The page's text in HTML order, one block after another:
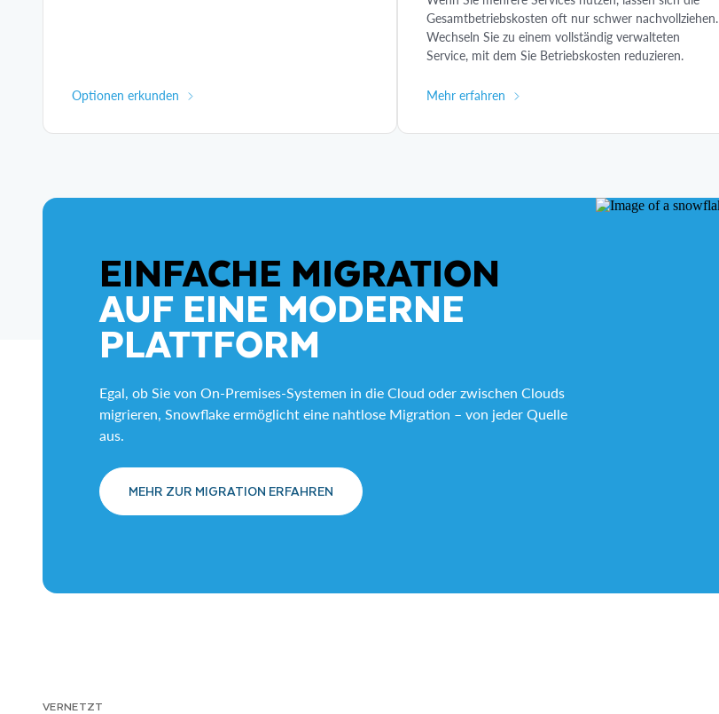
Optionen erkunden
Gesamtbetriebskosten oft nur schwer nachvollziehen.
Wechseln Sie zu einem vollständig verwalteten
Service, mit dem Sie Betriebskosten reduzieren.
Mehr erfahren
EINFACHE MIGRATION
AUF EINE MODERNE
PLATTFORM
Egal, ob Sie von On-Premises-Systemen in die Cloud oder zwischen Clouds
migrieren, Snowflake ermöglicht eine nahtlose Migration – von jeder Quelle
aus.
MEHR ZUR MIGRATION ERFAHREN
VERNETZT